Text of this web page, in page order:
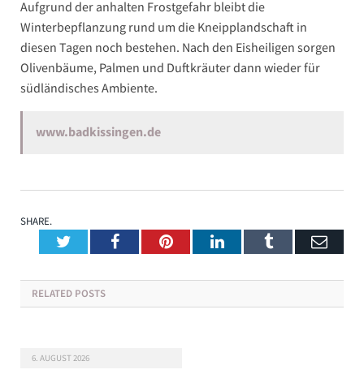
Aufgrund der anhalten Frostgefahr bleibt die
Winterbepflanzung rund um die Kneipplandschaft in
diesen Tagen noch bestehen. Nach den Eisheiligen sorgen
Olivenbäume, Palmen und Duftkräuter dann wieder für
südländisches Ambiente.
www.badkissingen.de
SHARE.
TwitterFacebookPinterestLinkedInTumblr
RELATED POSTS
6. AUGUST 2026